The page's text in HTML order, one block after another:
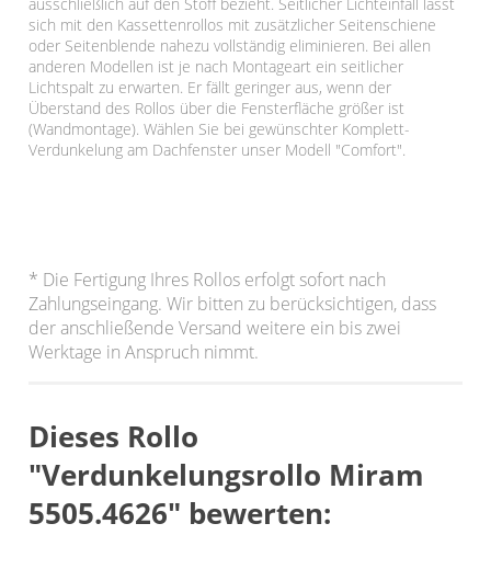
ausschließlich auf den Stoff bezieht. Seitlicher Lichteinfall lässt
sich mit den Kassettenrollos mit zusätzlicher Seitenschiene
oder Seitenblende nahezu vollständig eliminieren. Bei allen
anderen Modellen ist je nach Montageart ein seitlicher
Lichtspalt zu erwarten. Er fällt geringer aus, wenn der
Überstand des Rollos über die Fensterfläche größer ist
(Wandmontage). Wählen Sie bei gewünschter Komplett-
Verdunkelung am Dachfenster unser Modell "Comfort".
* Die Fertigung Ihres Rollos erfolgt sofort nach
Zahlungseingang. Wir bitten zu berücksichtigen, dass
der anschließende Versand weitere ein bis zwei
Werktage in Anspruch nimmt.
Dieses Rollo
"Verdunkelungsrollo Miram
5505.4626" bewerten: